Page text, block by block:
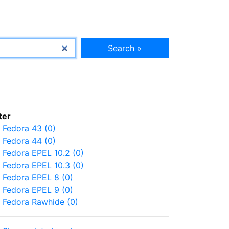
Search »
Fedora 43 (0)
Fedora 44 (0)
Fedora EPEL 10.2 (0)
Fedora EPEL 10.3 (0)
Fedora EPEL 8 (0)
Fedora EPEL 9 (0)
Fedora Rawhide (0)